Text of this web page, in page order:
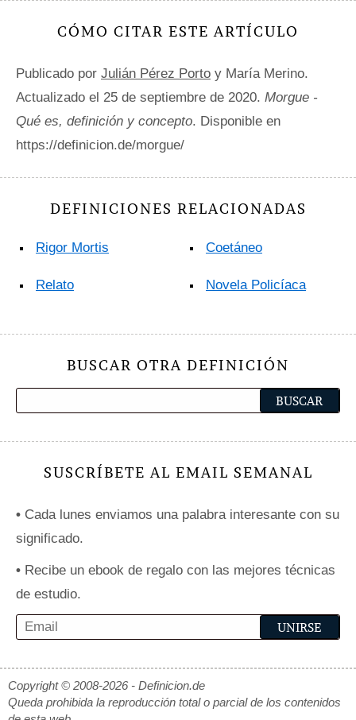
CÓMO CITAR ESTE ARTÍCULO
Publicado por Julián Pérez Porto y María Merino.
Actualizado el 25 de septiembre de 2020. Morgue -
Qué es, definición y concepto. Disponible en
https://definicion.de/morgue/
DEFINICIONES RELACIONADAS
Rigor Mortis
Relato
Coetáneo
Novela Policíaca
BUSCAR OTRA DEFINICIÓN
SUSCRÍBETE AL EMAIL SEMANAL
• Cada lunes enviamos una palabra interesante con su
significado.
• Recibe un ebook de regalo con las mejores técnicas
de estudio.
Copyright © 2008-2026 - Definicion.de
Queda prohibida la reproducción total o parcial de los contenidos